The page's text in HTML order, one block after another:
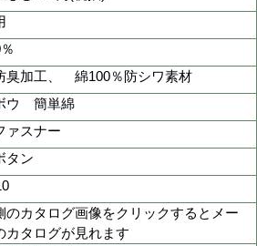
11,400円(税抜)
5,700円
110サイズは